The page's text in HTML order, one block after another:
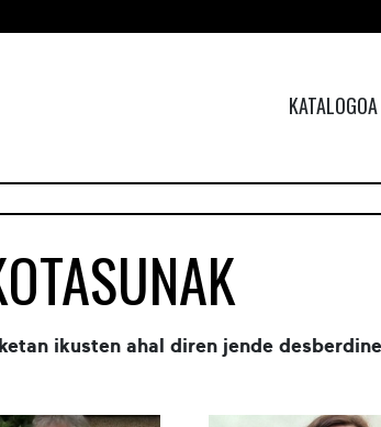
KATALOGOA
ikusten ahal diren jende